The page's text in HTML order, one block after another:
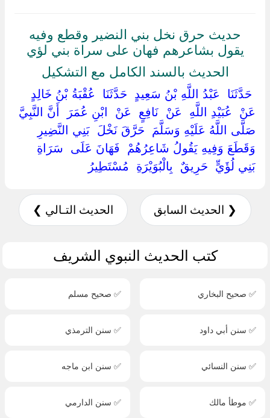
حديث حرق نخل بني النضير وقطع وفيه
يقول بشاعرهم فهان على سراة بني لؤي
الحديث بالسند الكامل مع التشكيل
‏ ‏حَدَّثَنَا ‏ ‏عَبْدُ اللَّهِ بْنُ سَعِيدٍ ‏ ‏حَدَّثَنَا ‏ ‏عُقْبَةُ بْنُ خَالِدٍ ‏
‏عَنْ ‏ ‏عُبَيْدِ اللَّهِ ‏ ‏عَنْ ‏ ‏نَافِعٍ ‏ ‏عَنْ ‏ ‏ابْنِ عُمَرَ ‏ ‏أَنَّ النَّبِيَّ ‏
‏صَلَّى اللَّهُ عَلَيْهِ وَسَلَّمَ ‏ ‏حَرَّقَ نَخْلَ ‏ ‏بَنِي النَّضِيرِ ‏
‏وَقَطَعَ وَفِيهِ يَقُولُ شَاعِرُهُمْ ‏ ‏فَهَانَ عَلَى ‏ ‏سَرَاةِ ‏
‏بَنِي لُؤَيٍّ ‏ ‏حَرِيقٌ ‏ ‏بِالْبُوَيْرَةِ ‏ ‏مُسْتَطِيرُ ‏
❮ الحديث السابق الحديث التـالي ❯
كتب الحديث النبوي الشريف
✅ صحيح البخاري ✅ صحيح مسلم
✅ سنن أبي داود ✅ سنن الترمذي
✅ سنن النسائي ✅ سنن ابن ماجه
✅ موطأ مالك ✅ سنن الدارمي